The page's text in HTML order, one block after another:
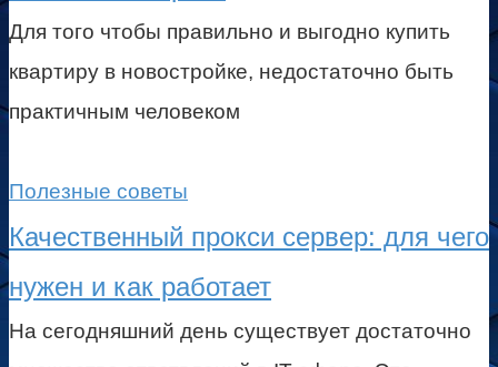
Для того чтобы правильно и выгодно купить
квартиру в новостройке, недостаточно быть
практичным человеком
Полезные советы
Качественный прокси сервер: для чего
нужен и как работает
На сегодняшний день существует достаточно